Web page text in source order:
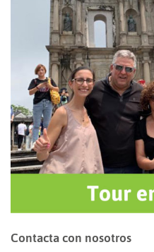
Contacta con nosotros